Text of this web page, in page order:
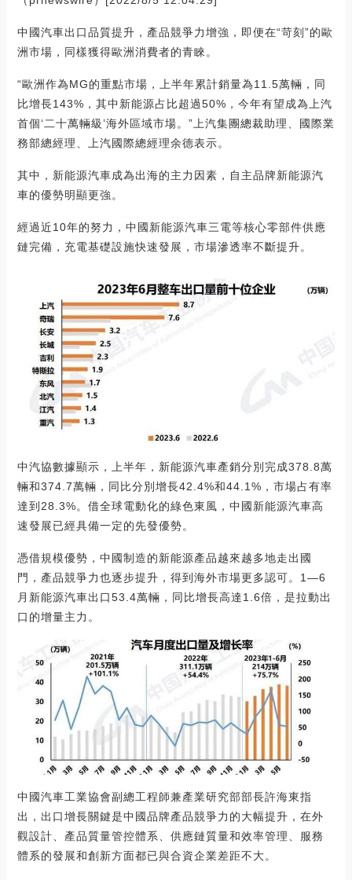
中國汽車出口品質提升，產品競爭力增強，即便在“苛刻”的歐
洲市場，同樣獲得歐洲消費者的青睞。
“歐洲作為MG的重點市場，上半年累計銷量為11.5萬輛，同
比增長143%，其中新能源占比超過50%，今年有望成為上汽
首個‘二十萬輛級’海外區域市場。”上汽集團總裁助理、國際業
務部總經理、上汽國際總經理余德表示。
其中，新能源汽車成為出海的主力因素，自主品牌新能源汽
車的優勢明顯更強。
經過近10年的努力，中國新能源汽車三電等核心零部件供應
鏈完備，充電基礎設施快速發展，市場滲透率不斷提升。
中汽協數據顯示，上半年，新能源汽車產銷分別完成378.8萬
輛和374.7萬輛，同比分別增長42.4%和44.1%，市場占有率
達到28.3%。借全球電動化的綠色東風，中國新能源汽車高
速發展已經具備一定的先發優勢。
憑借規模優勢，中國制造的新能源產品越來越多地走出國
門，產品競爭力也逐步提升，得到海外市場更多認可。1—6
月新能源汽車出口53.4萬輛，同比增長高達1.6倍，是拉動出
口的增量主力。
中國汽車工業協會副總工程師兼產業研究部部長許海東指
出，出口增長關鍵是中國品牌產品競爭力的大幅提升，在外
觀設計、產品質量管控體系、供應鏈質量和效率管理、服務
體系的發展和創新方面都已與合資企業差距不大。